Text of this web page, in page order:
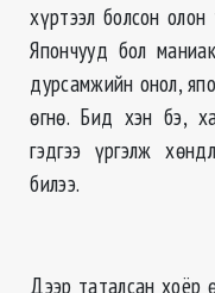
хүртээл болсон
Япончууд бол
дурсамжийн онол,
өгнө. Бид хэн бэ,
гэдгээ үргэлж
билээ.
Дээр таталсан хоёр